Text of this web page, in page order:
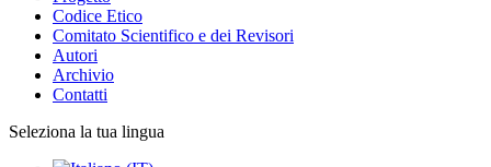
Codice Etico
Comitato Scientifico e dei Revisori
Autori
Archivio
Contatti
Seleziona la tua lingua